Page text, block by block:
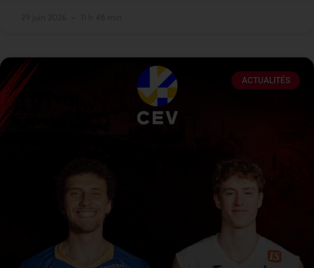
ACTUALITÉS